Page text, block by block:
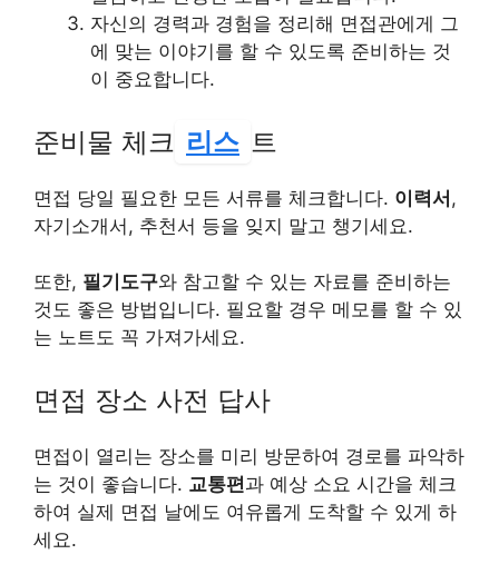
자신의 경력과 경험을 정리해 면접관에게 그
에 맞는 이야기를 할 수 있도록 준비하는 것
이 중요합니다.
준비물 체크 리스 트
면접 당일 필요한 모든 서류를 체크합니다. 이력서,
자기소개서, 추천서 등을 잊지 말고 챙기세요.
또한, 필기도구와 참고할 수 있는 자료를 준비하는
것도 좋은 방법입니다. 필요할 경우 메모를 할 수 있
는 노트도 꼭 가져가세요.
면접 장소 사전 답사
면접이 열리는 장소를 미리 방문하여 경로를 파악하
는 것이 좋습니다. 교통편과 예상 소요 시간을 체크
하여 실제 면접 날에도 여유롭게 도착할 수 있게 하
세요.